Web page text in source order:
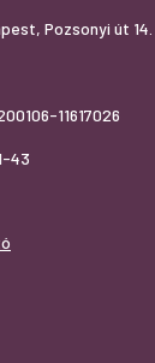
Pozsonyi út 14.
11617026
43